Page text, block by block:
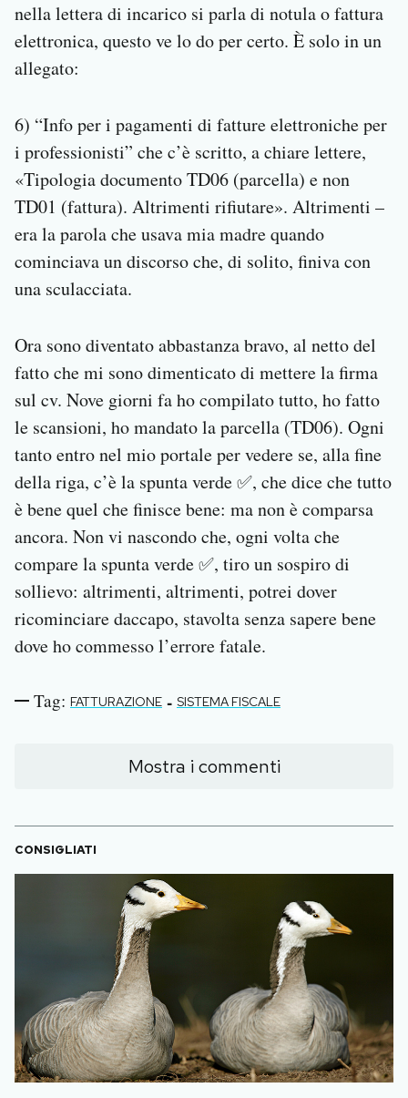
nella lettera di incarico si parla di notula o fattura
elettronica, questo ve lo do per certo. È solo in un
allegato:
6) “Info per i pagamenti di fatture elettroniche per
i professionisti” che c’è scritto, a chiare lettere,
«Tipologia documento TD06 (parcella) e non
TD01 (fattura). Altrimenti rifiutare». Altrimenti –
era la parola che usava mia madre quando
cominciava un discorso che, di solito, finiva con
una sculacciata.
Ora sono diventato abbastanza bravo, al netto del
fatto che mi sono dimenticato di mettere la firma
sul cv. Nove giorni fa ho compilato tutto, ho fatto
le scansioni, ho mandato la parcella (TD06). Ogni
tanto entro nel mio portale per vedere se, alla fine
della riga, c’è la spunta verde ✅, che dice che tutto
è bene quel che finisce bene: ma non è comparsa
ancora. Non vi nascondo che, ogni volta che
compare la spunta verde ✅, tiro un sospiro di
sollievo: altrimenti, altrimenti, potrei dover
ricominciare daccapo, stavolta senza sapere bene
dove ho commesso l’errore fatale.
Tag: FATTURAZIONE - SISTEMA FISCALE
Mostra i commenti
CONSIGLIATI